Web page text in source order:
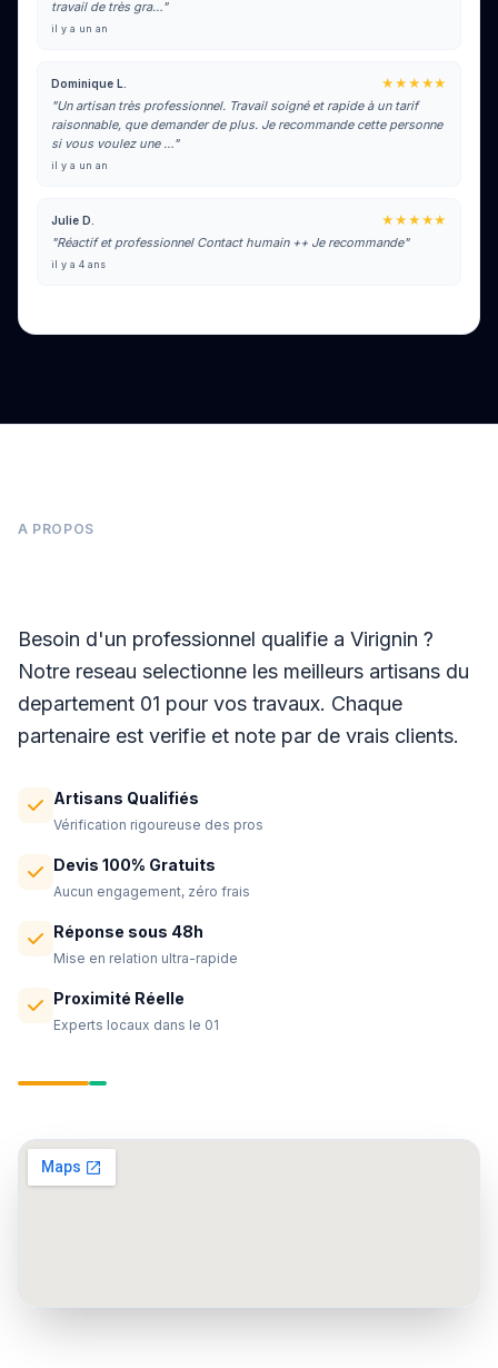
travail de très gra…"
il y a un an
Dominique L.
★★★★★
"Un artisan très professionnel. Travail soigné et rapide à un tarif
raisonnable, que demander de plus. Je recommande cette personne
si vous voulez une …"
il y a un an
Julie D.
★★★★★
"Réactif et professionnel Contact humain ++ Je recommande"
il y a 4 ans
A PROPOS
Besoin d'un professionnel qualifie a Virignin ?
Notre reseau selectionne les meilleurs artisans du
departement 01 pour vos travaux. Chaque
partenaire est verifie et note par de vrais clients.
Artisans Qualifiés
Vérification rigoureuse des pros
Devis 100% Gratuits
Aucun engagement, zéro frais
Réponse sous 48h
Mise en relation ultra-rapide
Proximité Réelle
Experts locaux dans le 01